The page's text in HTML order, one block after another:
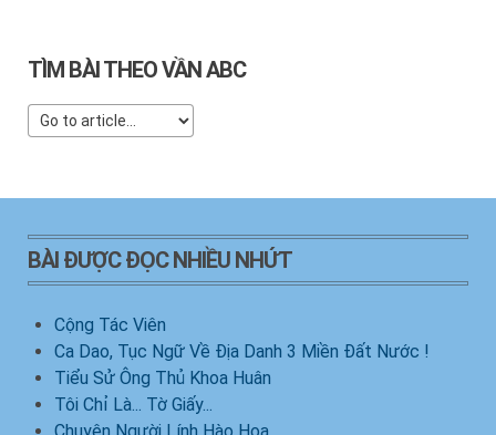
TÌM BÀI THEO VẦN ABC
BÀI ĐƯỢC ĐỌC NHIỀU NHỨT
Cộng Tác Viên
Ca Dao, Tục Ngữ Về Địa Danh 3 Miền Đất Nước !
Tiểu Sử Ông Thủ Khoa Huân
Tôi Chỉ Là... Tờ Giấy...